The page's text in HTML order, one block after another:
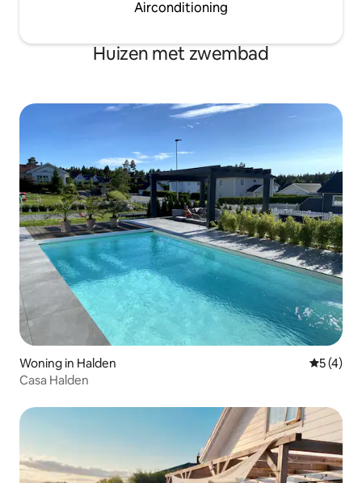
Airconditioning
Huizen met zwembad
Woning in Halden
5 (4)
Casa Halden